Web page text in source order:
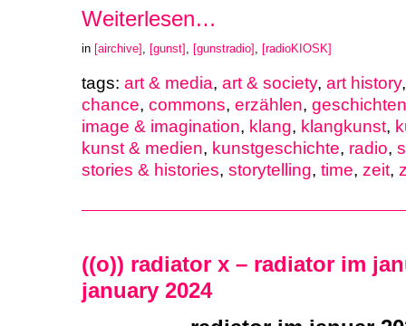
Weiterlesen…
in [airchive] , [gunst] , [gunstradio] , [radioKIOSK]
tags: art & media, art & society, art history
chance, commons, erzählen,
image & imagination, klang, klangkunst,
kunst & medien, kunstgeschichte, radio,
stories & histories, storytelling, time, zeit,
((o)) radiator x – radiator im
january 2024